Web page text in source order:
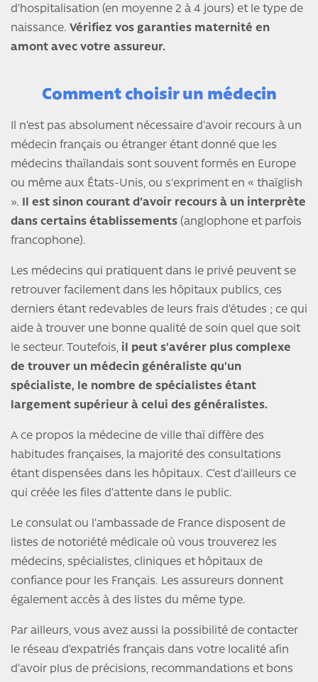
d’hospitalisation (en moyenne 2 à 4 jours) et le type de
naissance. Vérifiez vos garanties maternité en
amont avec votre assureur.
Comment choisir un médecin
Il n’est pas absolument nécessaire d’avoir recours à un
médecin français ou étranger étant donné que les
médecins thaïlandais sont souvent formés en Europe
ou même aux États-Unis, ou s'expriment en « thaïglish
».
Il est sinon courant d’avoir recours à un interprète
dans certains établissements (anglophone et parfois
francophone).
Les médecins qui pratiquent dans le privé peuvent se
retrouver facilement dans les hôpitaux publics, ces
derniers étant redevables de leurs frais d’études ; ce qui
aide à trouver une bonne qualité de soin quel que soit
le secteur. Toutefois, il peut s’avérer plus complexe
de trouver un médecin généraliste qu’un
spécialiste, le nombre de spécialistes étant
largement supérieur à celui des généralistes.
A ce propos la médecine de ville thaï diffère des
habitudes françaises, la majorité des consultations
étant dispensées dans les hôpitaux. C’est d’ailleurs ce
qui créée les files d’attente dans le public.
Le consulat ou l’ambassade de France disposent de
listes de notoriété médicale où vous trouverez les
médecins, spécialistes, cliniques et hôpitaux de
confiance pour les Français. Les assureurs donnent
également accès à des listes du même type.
Par ailleurs, vous avez aussi la possibilité de contacter
le réseau d’expatriés français dans votre localité afin
d’avoir plus de précisions, recommandations et bons